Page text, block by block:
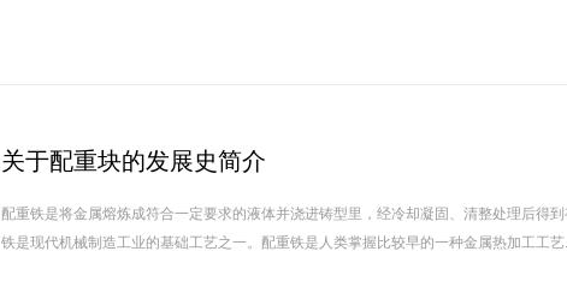
关于配重块的发展史简介
配重铁是将金属熔炼成符合一定要求的液体并浇进铸型里，经冷却凝固、清整处理后得
铁是现代机械制造工业的基础工艺之一。配重铁是人类掌握比较早的一种金属热加工工艺